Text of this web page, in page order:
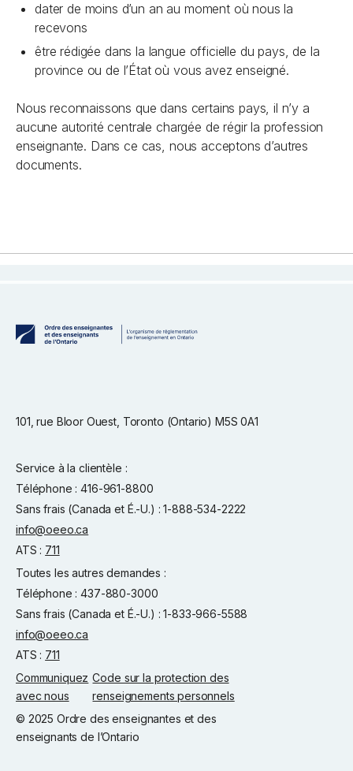
dater de moins d’un an au moment où nous la
recevons
être rédigée dans la langue officielle du pays, de la
province ou de l’État où vous avez enseigné.
Nous reconnaissons que dans certains pays, il n’y a
aucune autorité centrale chargée de régir la profession
enseignante. Dans ce cas, nous acceptons d’autres
documents.
101, rue Bloor Ouest, Toronto (Ontario) M5S 0A1
Service à la clientèle :
Téléphone : 416-961-8800
Sans frais (Canada et É.-U.) : 1-888-534-2222
info@oeeo.ca
ATS : 711
Toutes les autres demandes :
Téléphone : 437-880-3000
Sans frais (Canada et É.-U.) : 1-833-966-5588
info@oeeo.ca
ATS : 711
Communiquez
avec nous
Code sur la protection des
renseignements personnels
© 2025 Ordre des enseignantes et des
enseignants de l’Ontario